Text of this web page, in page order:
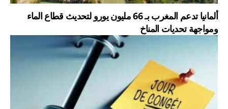
ألمانيا تدعم المغرب بـ 66 مليون يورو لتحديث قطاع الماء
ومواجهة تحديات المناخ